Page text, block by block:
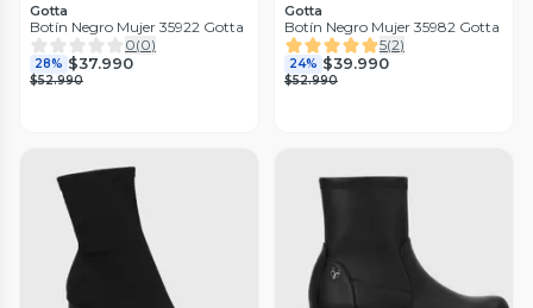
Gotta
Botín Negro Mujer 35922 Gotta
0(0)
28% $37.990
$52.990
Gotta
Botín Negro Mujer 35982 Gotta
5(2)
24% $39.990
$52.990